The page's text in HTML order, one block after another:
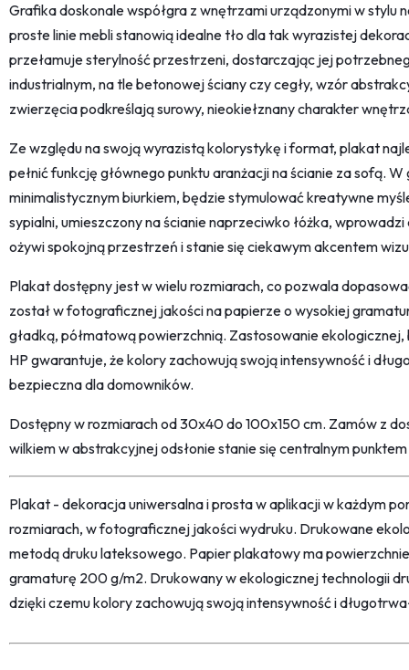
Grafika doskonale współgra z wnętrzami urządzonymi w stylu
proste linie mebli stanowią idealne tło dla tak wyrazistej
przełamuje sterylność przestrzeni, dostarczając jej
industrialnym, na tle betonowej ściany czy cegły, wzór
zwierzęcia podkreślają surowy, nieokiełznany charakter
Ze względu na swoją wyrazistą kolorystykę i format, plakat
pełnić funkcję głównego punktu aranżacji na ścianie za sofą.
minimalistycznym biurkiem, będzie stymulować kreatywne
sypialni, umieszczony na ścianie naprzeciwko łóżka,
ożywi spokojną przestrzeń i stanie się ciekawym akcentem
Plakat dostępny jest w wielu rozmiarach, co pozwala
został w fotograficznej jakości na papierze o wysokiej
gładką, półmatową powierzchnią. Zastosowanie
HP gwarantuje, że kolory zachowują swoją intensywność i
bezpieczna dla domowników.
Dostępny w rozmiarach od 30x40 do 100x150 cm. Zamów z
wilkiem w abstrakcyjnej odsłonie stanie się centralnym
Plakat - dekoracja uniwersalna i prosta w aplikacji w każdym
rozmiarach, w fotograficznej jakości wydruku. Drukowane
metodą druku lateksowego. Papier plakatowy ma
gramaturę 200 g/m2. Drukowany w ekologicznej technologii
dzięki czemu kolory zachowują swoją intensywność i